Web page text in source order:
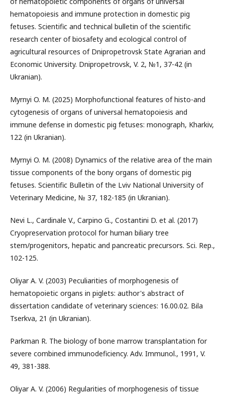
hematopoiesis and immune protection in domestic pig
fetuses. Scientific and technical bulletin of the scientific
research center of biosafety and ecological control of
agricultural resources of Dnipropetrovsk State Agrarian and
Economic University. Dnipropetrovsk, V. 2, №1, 37-42 (in
Ukranian).
Myrnyi O. M. (2025) Morphofunctional features of histo-and
cytogenesis of organs of universal hematopoiesis and
immune defense in domestic pig fetuses: monograph, Kharkiv,
122 (in Ukranian).
Myrnyi O. M. (2008) Dynamics of the relative area of the main
tissue components of the bony organs of domestic pig
fetuses. Scientific Bulletin of the Lviv National University of
Veterinary Medicine, № 37, 182-185 (in Ukranian).
Nevi L., Cardinale V., Carpino G., Costantini D. et al. (2017)
Cryopreservation protocol for human biliary tree
stem/progenitors, hepatic and pancreatic precursors. Sci. Rep.,
102-125.
Oliyar A. V. (2003) Peculiarities of morphogenesis of
hematopoietic organs in piglets: author's abstract of
dissertation candidate of veterinary sciences: 16.00.02. Bila
Tserkva, 21 (in Ukranian).
Parkman R. The biology of bone marrow transplantation for
severe combined immunodeficiency. Adv. Immunol., 1991, V.
49, 381-388.
Oliyar A. V. (2006) Regularities of morphogenesis of tissue